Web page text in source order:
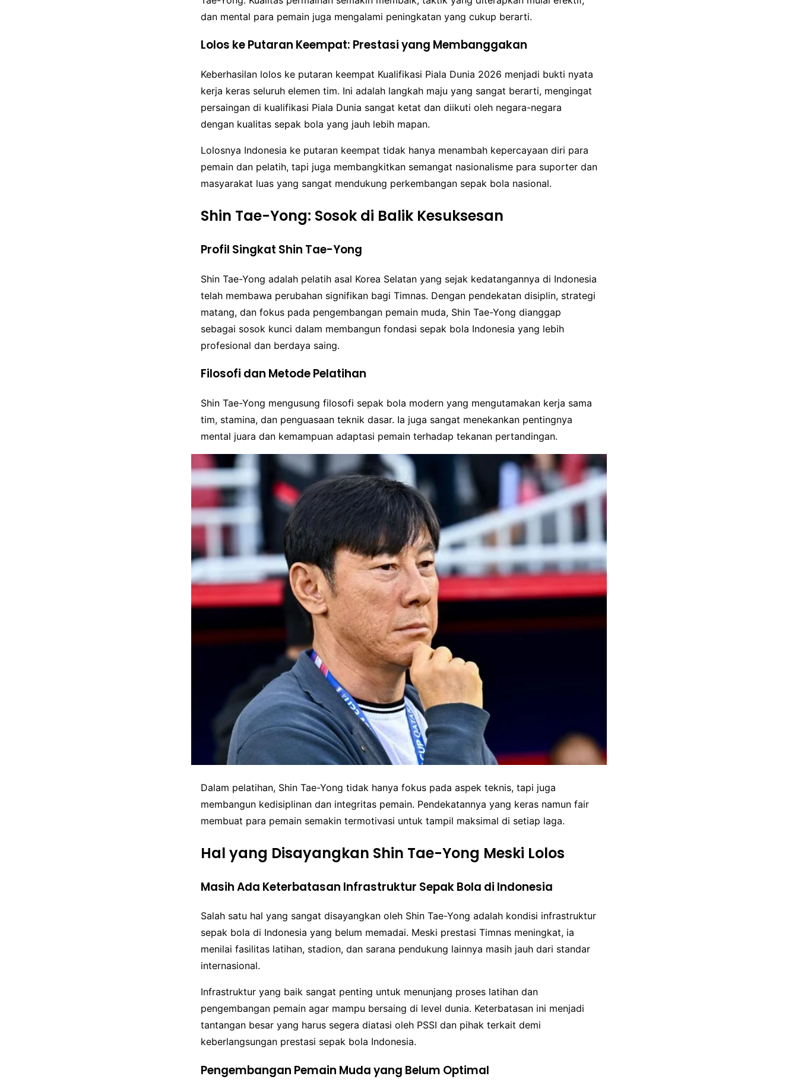
dan mental para pemain juga mengalami peningkatan yang cukup berarti.
Lolos ke Putaran Keempat: Prestasi yang Membanggakan
Keberhasilan lolos ke putaran keempat Kualifikasi Piala Dunia 2026 menjadi bukti nyata
kerja keras seluruh elemen tim. Ini adalah langkah maju yang sangat berarti, mengingat
persaingan di kualifikasi Piala Dunia sangat ketat dan diikuti oleh negara-negara
dengan kualitas sepak bola yang jauh lebih mapan.
Lolosnya Indonesia ke putaran keempat tidak hanya menambah kepercayaan diri para
pemain dan pelatih, tapi juga membangkitkan semangat nasionalisme para suporter dan
masyarakat luas yang sangat mendukung perkembangan sepak bola nasional.
Shin Tae-Yong: Sosok di Balik Kesuksesan
Profil Singkat Shin Tae-Yong
Shin Tae-Yong adalah pelatih asal Korea Selatan yang sejak kedatangannya di Indonesia
telah membawa perubahan signifikan bagi Timnas. Dengan pendekatan disiplin, strategi
matang, dan fokus pada pengembangan pemain muda, Shin Tae-Yong dianggap
sebagai sosok kunci dalam membangun fondasi sepak bola Indonesia yang lebih
profesional dan berdaya saing.
Filosofi dan Metode Pelatihan
Shin Tae-Yong mengusung filosofi sepak bola modern yang mengutamakan kerja sama
tim, stamina, dan penguasaan teknik dasar. Ia juga sangat menekankan pentingnya
mental juara dan kemampuan adaptasi pemain terhadap tekanan pertandingan.
Dalam pelatihan, Shin Tae-Yong tidak hanya fokus pada aspek teknis, tapi juga
membangun kedisiplinan dan integritas pemain. Pendekatannya yang keras namun fair
membuat para pemain semakin termotivasi untuk tampil maksimal di setiap laga.
Hal yang Disayangkan Shin Tae-Yong Meski Lolos
Masih Ada Keterbatasan Infrastruktur Sepak Bola di Indonesia
Salah satu hal yang sangat disayangkan oleh Shin Tae-Yong adalah kondisi infrastruktur
sepak bola di Indonesia yang belum memadai. Meski prestasi Timnas meningkat, ia
menilai fasilitas latihan, stadion, dan sarana pendukung lainnya masih jauh dari standar
internasional.
Infrastruktur yang baik sangat penting untuk menunjang proses latihan dan
pengembangan pemain agar mampu bersaing di level dunia. Keterbatasan ini menjadi
tantangan besar yang harus segera diatasi oleh PSSI dan pihak terkait demi
keberlangsungan prestasi sepak bola Indonesia.
Pengembangan Pemain Muda yang Belum Optimal